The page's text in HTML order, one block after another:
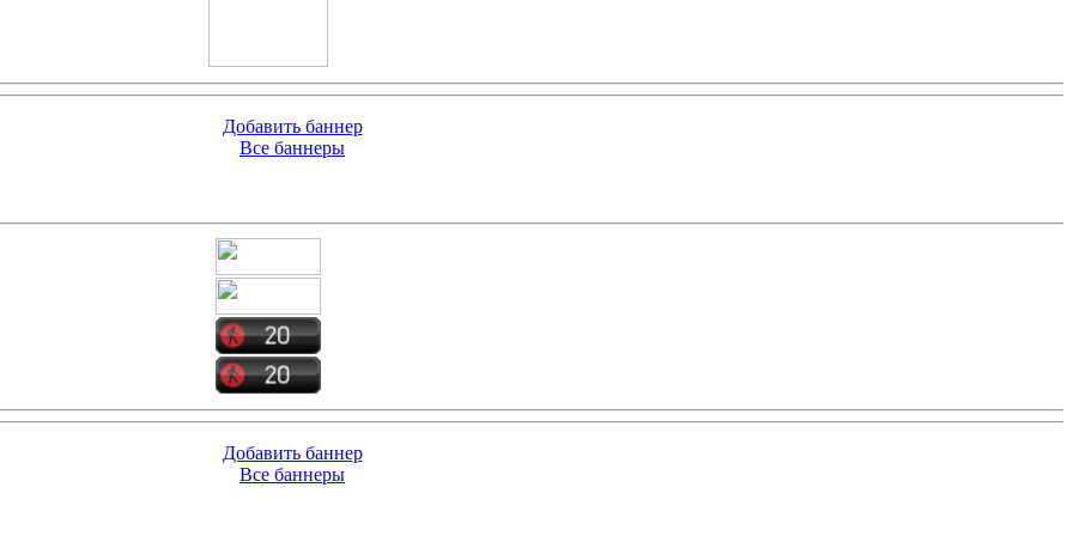
Добавить баннер
Все баннеры
Добавить баннер
Все баннеры